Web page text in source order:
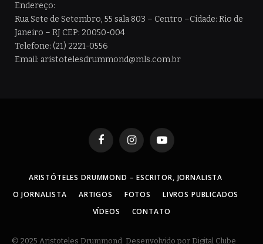
Endereço:
Rua Sete de Setembro, 55 sala 803 – Centro –Cidade: Rio de
Janeiro – RJ CEP: 20050-004
Telefone: (21) 2221-0556
Email: aristotelesdrummond@mls.com.br
FacebookInstagramYouTube
ARISTÓTELES DRUMMOND – ESCRITOR, JORNALISTA
O JORNALISTA
ARTIGOS FOTOS
LIVROS PUBLICADOS
VÍDEOS
CONTATO
© 2025 Aristoteles Drummond. Desenvolvido por Digital Clube